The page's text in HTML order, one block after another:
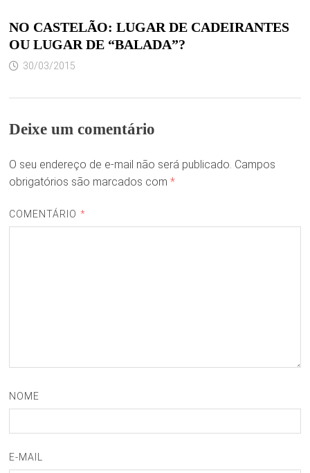
NO CASTELÃO: LUGAR DE CADEIRANTES
OU LUGAR DE “BALADA”?
30/03/2015
Deixe um comentário
O seu endereço de e-mail não será publicado. Campos
obrigatórios são marcados com *
COMENTÁRIO *
NOME
E-MAIL